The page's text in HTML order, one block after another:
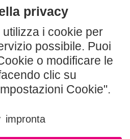
gratuiti!
classe riceverà un
gratuito.
ORA